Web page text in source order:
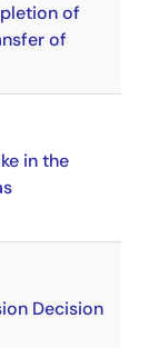
of
of
in the
Decision